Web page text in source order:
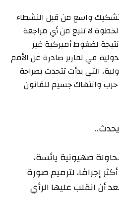
واسع من قبل النشطاء
لا تنبع من أي مراجعة
لضغوط أميركية غير
في تقارير صادرة عن الأمم
التي بدأت تتحدث بصراحة
وانتهاك جسيم للقانون
صهيونية يائسة،
إجرامًا، لترميم صورة
أن انقلب عليها الرأي